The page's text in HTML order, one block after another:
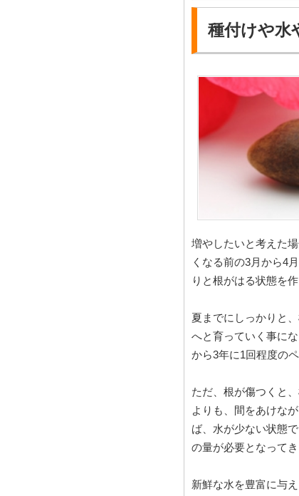
種付けや水
増やしたいと考えた
くなる前の3月から4
りと根がはる状態を
夏までにしっかりと
へと育っていく事に
から3年に1回程度の
ただ、根が傷つくと
よりも、間をあけな
ば、水が少ない状態
の量が必要となってき
新鮮な水を豊富に与